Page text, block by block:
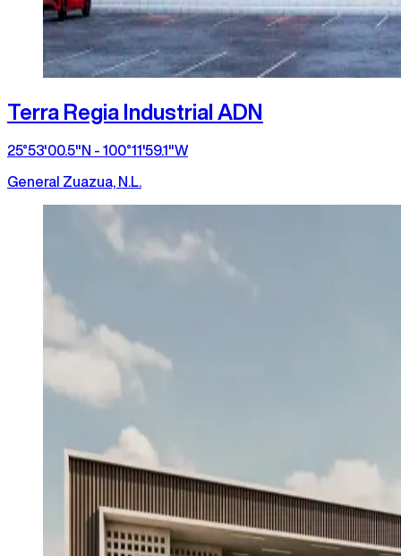
Terra Regia Industrial ADN
25°53'00.5"N - 100°11'59.1"W
General Zuazua, N.L.